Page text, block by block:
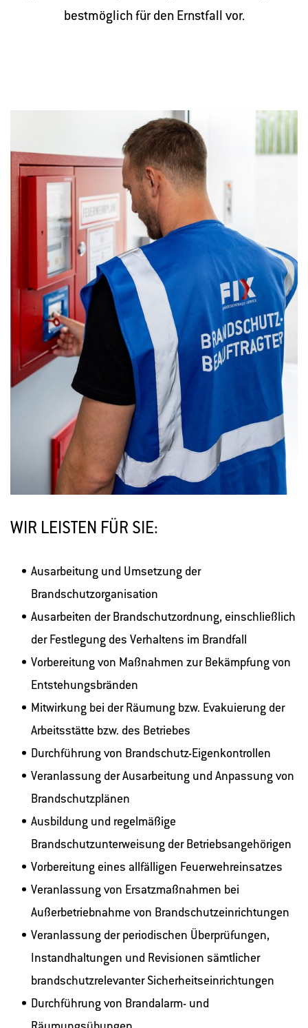
bestmöglich für den Ernstfall vor.
WIR LEISTEN FÜR SIE:
Ausarbeitung und Umsetzung der
Brandschutzorganisation
Ausarbeiten der Brandschutzordnung, einschließlich
der Festlegung des Verhaltens im Brandfall
Vorbereitung von Maßnahmen zur Bekämpfung von
Entstehungsbränden
Mitwirkung bei der Räumung bzw. Evakuierung der
Arbeitsstätte bzw. des Betriebes
Durchführung von Brandschutz-Eigenkontrollen
Veranlassung der Ausarbeitung und Anpassung von
Brandschutzplänen
Ausbildung und regelmäßige
Brandschutzunterweisung der Betriebsangehörigen
Vorbereitung eines allfälligen Feuerwehreinsatzes
Veranlassung von Ersatzmaßnahmen bei
Außerbetriebnahme von Brandschutzeinrichtungen
Veranlassung der periodischen Überprüfungen,
Instandhaltungen und Revisionen sämtlicher
brandschutzrelevanter Sicherheitseinrichtungen
Durchführung von Brandalarm- und